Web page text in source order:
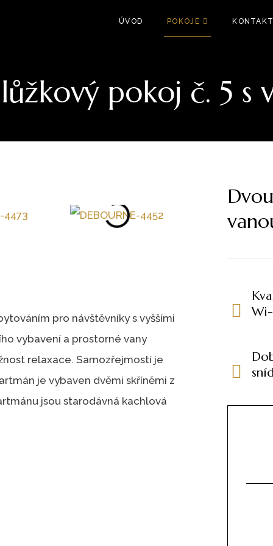
ÚVOD POKOJE
pokoj č. 5 s
pro návštěvníky s vyššími
vybavení a prostorné vany
relaxace. Samozřejmostí je
je vybaven dvěmi skříněmi z
jsou starodávná kachlová